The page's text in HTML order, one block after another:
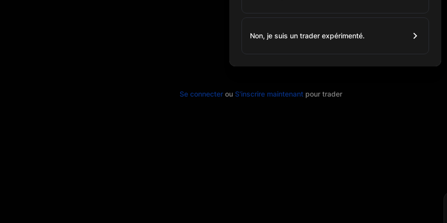
Se connecter ou S'inscrire maintenant pour trader
Non, je suis un trader expérimenté.